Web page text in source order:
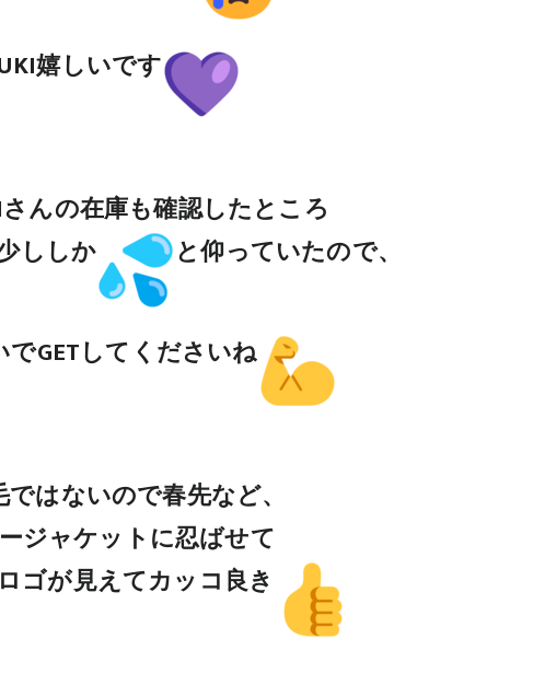
嬉しいです
さんの在庫も確認したところ
ししか
と仰っていたので、
でGETしてくださいね
ではないので春先など、
ジャケットに忍ばせて
ゴが見えてカッコ良き